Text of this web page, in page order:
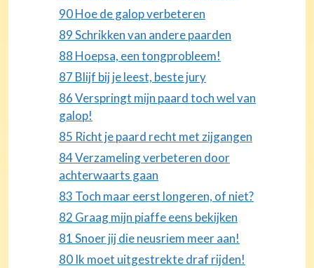
90 Hoe de galop verbeteren
89 Schrikken van andere paarden
88 Hoepsa, een tongprobleem!
87 Blijf bij je leest, beste jury
86 Verspringt mijn paard toch wel van
galop!
85 Richt je paard recht met zijgangen
84 Verzameling verbeteren door
achterwaarts gaan
83 Toch maar eerst longeren, of niet?
82 Graag mijn piaffe eens bekijken
81 Snoer jij die neusriem meer aan!
80 Ik moet uitgestrekte draf rijden!